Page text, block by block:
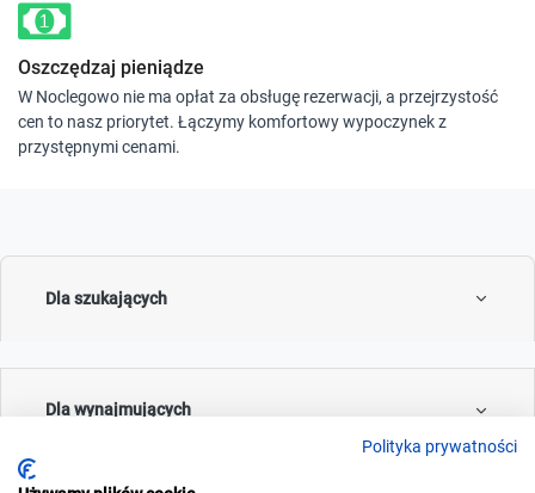
Oszczędzaj pieniądze
W Noclegowo nie ma opłat za obsługę rezerwacji, a przejrzystość
cen to nasz priorytet. Łączymy komfortowy wypoczynek z
przystępnymi cenami.
Dla szukających
Dla wynajmujących
Polityka prywatności